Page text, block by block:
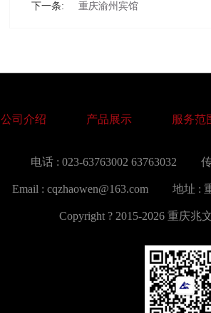
下一条: 重庆渝州宾馆
公司介绍 产品展示 服务范
电话 : 023-63763002 63763032
Email : cqzhaowen@163.com 地址 :
Copyright ? 2015-2026 重庆